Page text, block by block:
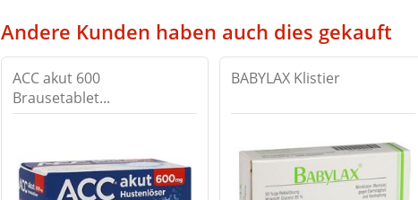
Andere Kunden haben auch dies gekauft
ACC akut 600
Brausetablet...
BABYLAX Klistier